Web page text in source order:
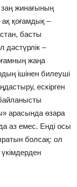
жинағының
ақ қоғамдық –
басты
дәстүрлік –
жаңа
ішінен билеуші
ескірген
арасында өзара
аз емес. Енді осы
болсақ: ол